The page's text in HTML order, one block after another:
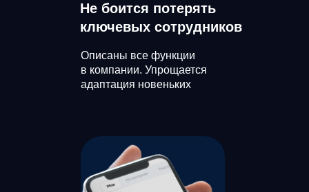
Не боится потерять
ключевых сотрудников
Описаны все функции
в компании. Упрощается
адаптация новеньких